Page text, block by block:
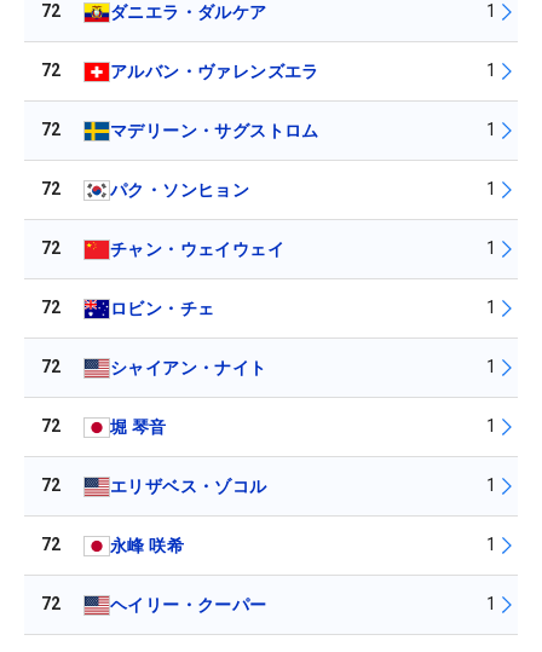
72 ダニエラ・ダルケア 1
72 アルバン・ヴァレンズエラ 1
72 マデリーン・サグストロム 1
72 パク・ソンヒョン 1
72 チャン・ウェイウェイ 1
72 ロビン・チェ 1
72 シャイアン・ナイト 1
72 堀 琴音 1
72 エリザベス・ゾコル 1
72 永峰 咲希 1
72 ヘイリー・クーパー 1